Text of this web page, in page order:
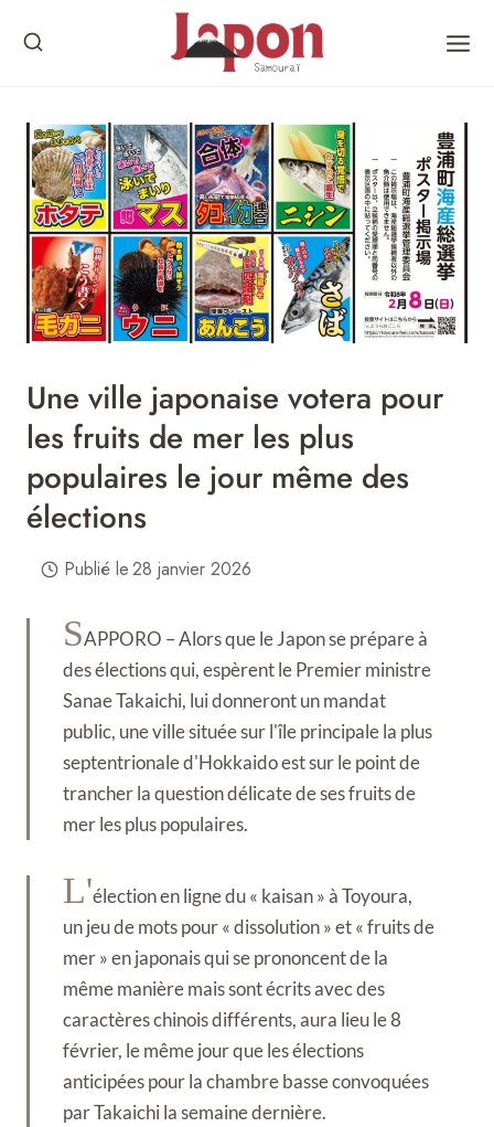
Une ville japonaise votera pour
les fruits de mer les plus
populaires le jour même des
élections
Publié le28 janvier 2026
SAPPORO – Alors que le Japon se prépare à
des élections qui, espèrent le Premier ministre
Sanae Takaichi, lui donneront un mandat
public, une ville située sur l'île principale la plus
septentrionale d'Hokkaido est sur le point de
trancher la question délicate de ses fruits de
mer les plus populaires.
L'élection en ligne du « kaisan » à Toyoura,
un jeu de mots pour « dissolution » et « fruits de
mer » en japonais qui se prononcent de la
même manière mais sont écrits avec des
caractères chinois différents, aura lieu le 8
février, le même jour que les élections
anticipées pour la chambre basse convoquées
par Takaichi la semaine dernière.